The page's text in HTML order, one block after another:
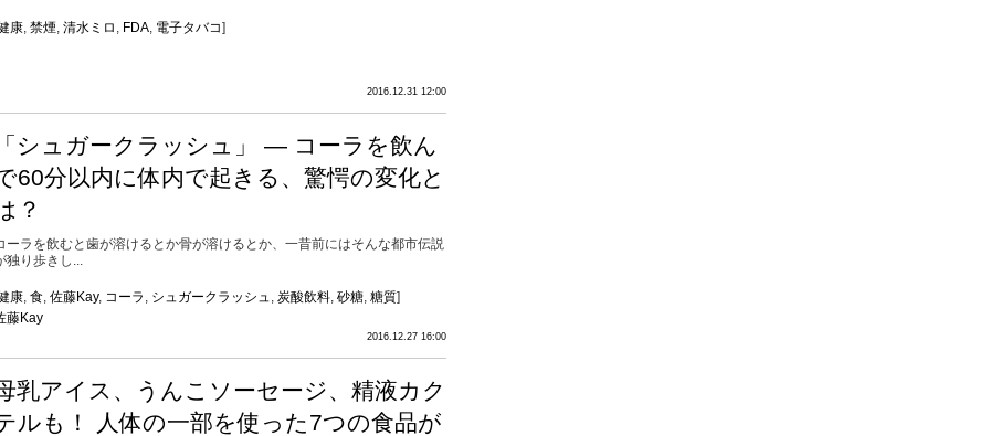
康, 禁煙, 清水ミロ , FDA, 電子タバコ]
2016.12.31 12:00
シュガークラッシュ」 ― コーラを飲ん
60分以内に体内で起きる、驚愕の変化と
？
ーラを飲むと歯が溶けるとか骨が溶けるとか、一昔前にはそんな都市伝説
独り歩きし...
康, 食, 佐藤Kay, コーラ , シュガークラッシュ, 炭酸飲料, 砂糖, 糖質]
2016.12.27 16:00
藤Kay
乳アイス、うんこソーセージ、精液カク
ルも！ 人体の一部を使った7つの食品が